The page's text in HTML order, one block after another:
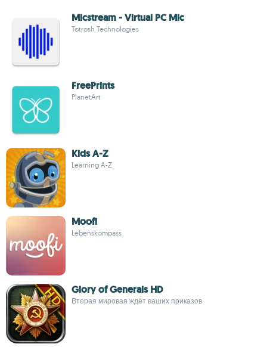
Micstream - Virtual PC Mic
Totrosh Technologies
FreePrints
PlanetArt
Kids A-Z
Learning A-Z
Moofi
Lebenskompass
Glory of Generals HD
Вторая мировая ждёт ваших приказов